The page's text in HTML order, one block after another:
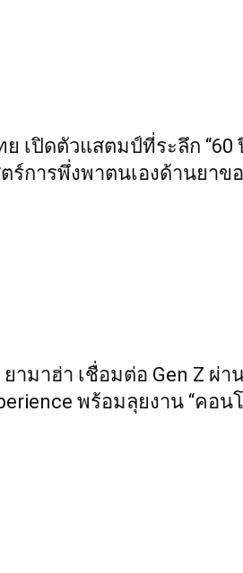
เปิดตัวแสตมป์ที่ระลึก “60
ร์การพึ่งพาตนเองด้านยาข
ามาฮ่า เชื่อมต่อ Gen Z ผ่า
พร้อมลุยงาน “คอน